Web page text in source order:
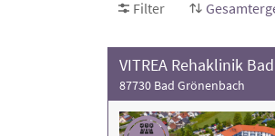
Filter
VITREA Rehaklinik
87730 Bad Grönenbach